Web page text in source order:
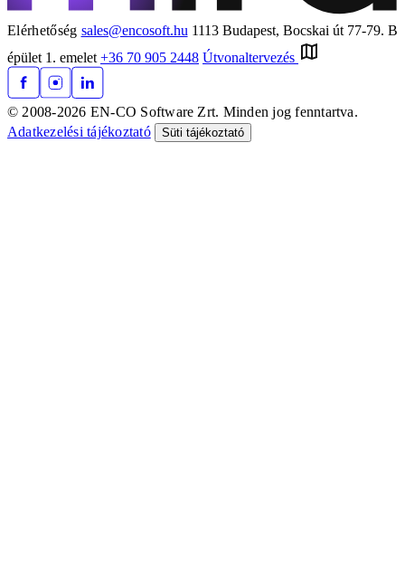
Elérhetőség sales@encosoft.hu 1113 Budapest, Bocskai út 77-79. B
épület 1. emelet +36 70 905 2448 Útvonaltervezés
© 2008-2026 EN-CO Software Zrt. Minden jog fenntartva.
Adatkezelési tájékoztató
Süti tájékoztató